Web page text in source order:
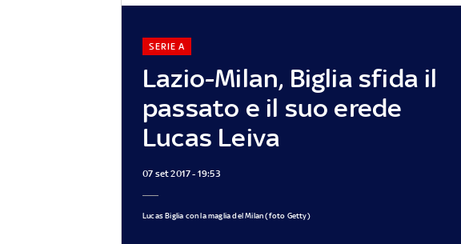
Lazio-Milan, Biglia sfida il
passato e il suo erede
Lucas Leiva
SERIE A
07 set 2017 - 19:53
Lucas Biglia con la maglia del Milan (foto Getty)